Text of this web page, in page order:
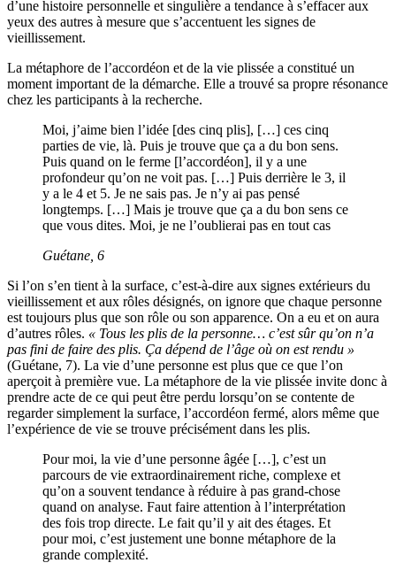
d’une histoire personnelle et singulière a tendance à s’effacer aux
yeux des autres à mesure que s’accentuent les signes de
vieillissement.
La métaphore de l’accordéon et de la vie plissée a constitué un
moment important de la démarche. Elle a trouvé sa propre résonance
chez les participants à la recherche.
Moi, j’aime bien l’idée [des cinq plis], […] ces cinq
parties de vie, là. Puis je trouve que ça a du bon sens.
Puis quand on le ferme [l’accordéon], il y a une
profondeur qu’on ne voit pas. […] Puis derrière le 3, il
y a le 4 et 5. Je ne sais pas. Je n’y ai pas pensé
longtemps. […] Mais je trouve que ça a du bon sens ce
que vous dites. Moi, je ne l’oublierai pas en tout cas
Guétane, 6
Si l’on s’en tient à la surface, c’est-à-dire aux signes extérieurs du
vieillissement et aux rôles désignés, on ignore que chaque personne
est toujours plus que son rôle ou son apparence. On a eu et on aura
d’autres rôles. « Tous les plis de la personne… c’est sûr qu’on n’a
pas fini de faire des plis. Ça dépend de l’âge où on est rendu »
(Guétane, 7). La vie d’une personne est plus que ce que l’on
aperçoit à première vue. La métaphore de la vie plissée invite donc à
prendre acte de ce qui peut être perdu lorsqu’on se contente de
regarder simplement la surface, l’accordéon fermé, alors même que
l’expérience de vie se trouve précisément dans les plis.
Pour moi, la vie d’une personne âgée […], c’est un
parcours de vie extraordinairement riche, complexe et
qu’on a souvent tendance à réduire à pas grand-chose
quand on analyse. Faut faire attention à l’interprétation
des fois trop directe. Le fait qu’il y ait des étages. Et
pour moi, c’est justement une bonne métaphore de la
grande complexité.